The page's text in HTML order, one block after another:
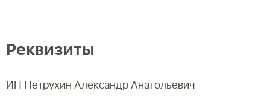
Реквизиты
ИП Петрухин Александр Анатольевич